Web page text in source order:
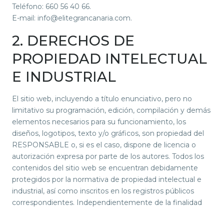
Teléfono: 660 56 40 66.
E-mail: info@elitegrancanaria.com.
2. DERECHOS DE
PROPIEDAD INTELECTUAL
E INDUSTRIAL
El sitio web, incluyendo a título enunciativo, pero no
limitativo su programación, edición, compilación y demás
elementos necesarios para su funcionamiento, los
diseños, logotipos, texto y/o gráficos, son propiedad del
RESPONSABLE o, si es el caso, dispone de licencia o
autorización expresa por parte de los autores. Todos los
contenidos del sitio web se encuentran debidamente
protegidos por la normativa de propiedad intelectual e
industrial, así como inscritos en los registros públicos
correspondientes. Independientemente de la finalidad